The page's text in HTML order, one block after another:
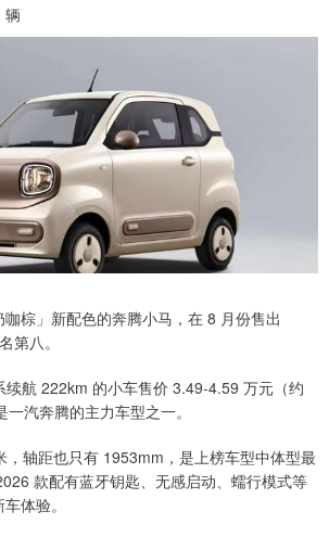
辆
棕」新配色的奔腾小马，在 8 月份售出
第八。
续航 222km 的小车售价 3.49-4.59 万元（约
汽奔腾的主力车型之一。
，轴距也只有 1953mm，是上榜车型中体型最
款配有蓝牙钥匙、无感启动、蠕行模式等
体验。